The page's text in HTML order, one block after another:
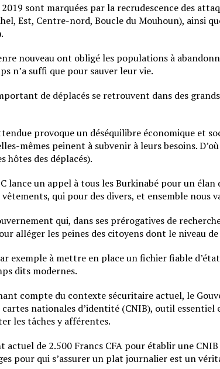
sont marquées par la recrudescence des
Est, Centre-nord, Boucle du Mouhoun), ainsi
nouveau ont obligé les populations à
n’a suffi que pour sauver leur vie.
de déplacés se retrouvent dans des
provoque un déséquilibre économique et
mêmes peinent à subvenir à leurs besoins.
hôtes des déplacés).
lance un appel à tous les Burkinabé pour un
qui pour des divers, et ensemble nous
qui, dans ses prérogatives de
alléger les peines des citoyens dont le niveau de
exemple à mettre en place un fichier fiable
dits modernes.
compte du contexte sécuritaire actuel, le
cartes nationales d’identité (CNIB), outil
les tâches y afférentes.
actuel de 2.500 Francs CFA pour établir une
pour qui s’assurer un plat journalier est un